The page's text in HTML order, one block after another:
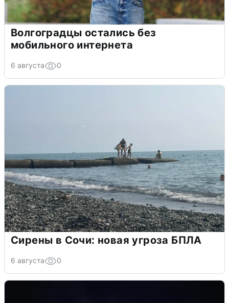
Волгоградцы остались без
мобильного интернета
6 августа 0
Сирены в Сочи: новая угроза БПЛА
6 августа 0